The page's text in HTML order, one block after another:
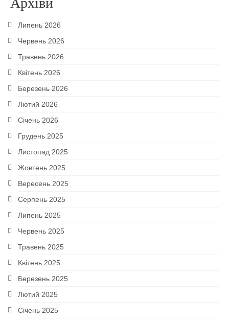
Липень 2026
Червень 2026
Травень 2026
Квітень 2026
Березень 2026
Лютий 2026
Січень 2026
Грудень 2025
Листопад 2025
Жовтень 2025
Вересень 2025
Серпень 2025
Липень 2025
Червень 2025
Травень 2025
Квітень 2025
Березень 2025
Лютий 2025
Січень 2025